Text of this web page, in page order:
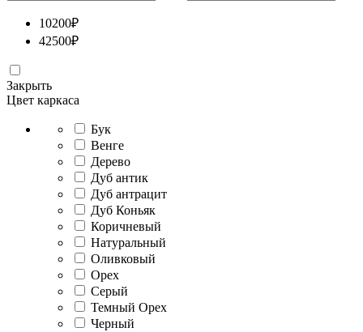
10200₽
42500₽
Закрыть
Цвет каркаса
Бук
Венге
Дерево
Дуб антик
Дуб антрацит
Дуб Коньяк
Коричневый
Натуральный
Оливковый
Орех
Серый
Темный Орех
Черный